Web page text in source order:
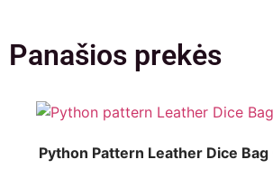
Panašios prekės
Python Pattern Leather Dice Bag